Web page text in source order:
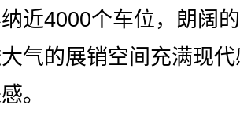
近4000个车位，朗阔
气的展销空间充满现
。